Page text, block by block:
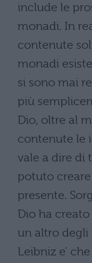
include le
monadi. In
contenute
monadi
si sono mai
più
Dio, oltre al
contenute le
vale a dire di
potuto
presente.
Dio ha
un altro degli
Leibniz e’